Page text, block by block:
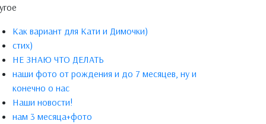
Как вариант для Кати и Димочки)
стих)
НЕ ЗНАЮ ЧТО ДЕЛАТЬ
наши фото от рождения и до 7 месяцев, ну и
конечно о нас
Наши новости!
нам 3 месяца+фото